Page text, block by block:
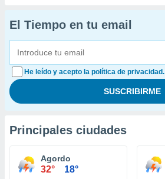
El Tiempo en tu email
He leído y acepto la política de privacidad.
Principales ciudades
Agordo
32° 18°